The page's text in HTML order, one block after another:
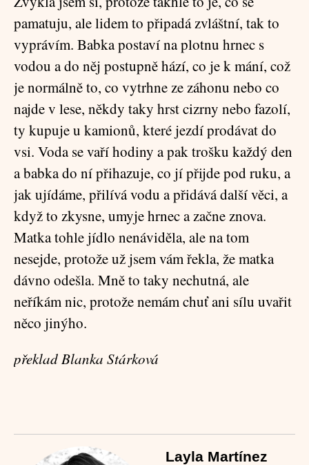
pamatuju, ale lidem to připadá zvláštní, tak to
vyprávím. Babka postaví na plotnu hrnec s
vodou a do něj postupně hází, co je k mání, což
je normálně to, co vytrhne ze záhonu nebo co
najde v lese, někdy taky hrst cizrny nebo fazolí,
ty kupuje u kamionů, které jezdí prodávat do
vsi. Voda se vaří hodiny a pak trošku každý den
a babka do ní přihazuje, co jí přijde pod ruku, a
jak ujídáme, přilívá vodu a přidává další věci, a
když to zkysne, umyje hrnec a začne znova.
Matka tohle jídlo nenáviděla, ale na tom
nesejde, protože už jsem vám řekla, že matka
dávno odešla. Mně to taky nechutná, ale
neříkám nic, protože nemám chuť ani sílu uvařit
něco jinýho.
překlad Blanka Stárková
Layla Martínez